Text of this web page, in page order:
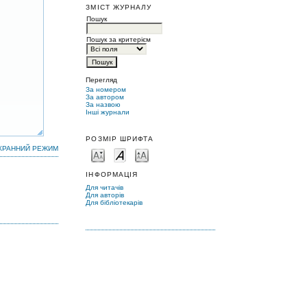
ЗМІСТ ЖУРНАЛУ
Пошук
Пошук за критерієм
Перегляд
За номером
За автором
За назвою
Інші журнали
РОЗМІР ШРИФТА
ІНФОРМАЦІЯ
Для читачів
Для авторів
Для бібліотекарів
РЕЖИМ